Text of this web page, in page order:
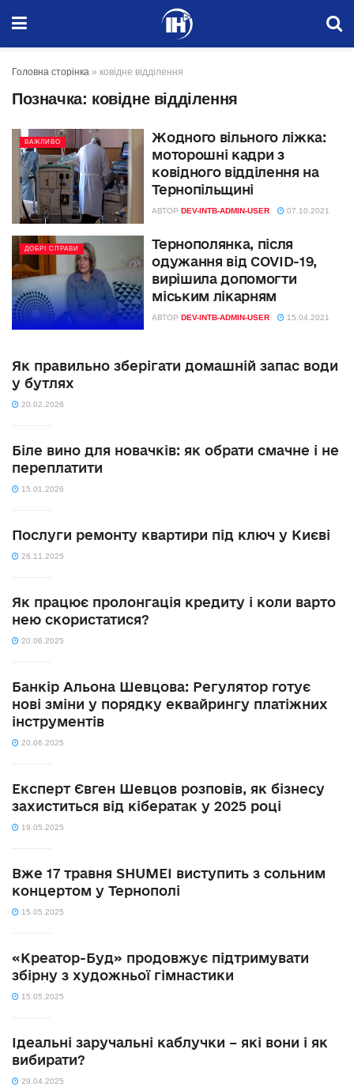
Головна сторінка » ковідне відділення
Позначка: ковідне відділення
ВАЖЛИВО
Жодного вільного ліжка:
моторошні кадри з
ковідного відділення на
Тернопільщині
АВТОР DEV-INTB-ADMIN-USER 07.10.2021
ДОБРІ СПРАВИ
Тернополянка, після
одужання від COVID-19,
вирішила допомогти
міським лікарням
АВТОР DEV-INTB-ADMIN-USER 15.04.2021
Як правильно зберігати домашній запас води
у бутлях
20.02.2026
Біле вино для новачків: як обрати смачне і не
переплатити
15.01.2026
Послуги ремонту квартири під ключ у Києві
26.11.2025
Як працює пролонгація кредиту і коли варто
нею скористатися?
20.06.2025
Банкір Альона Шевцова: Регулятор готує
нові зміни у порядку еквайрингу платіжних
інструментів
20.06.2025
Експерт Євген Шевцов розповів, як бізнесу
захиститься від кібератак у 2025 році
19.05.2025
Вже 17 травня SHUMEI виступить з сольним
концертом у Тернополі
15.05.2025
«Креатор-Буд» продовжує підтримувати
збірну з художньої гімнастики
15.05.2025
Ідеальні заручальні каблучки – які вони і як
вибирати?
29.04.2025